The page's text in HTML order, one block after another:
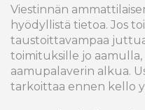
Viestinnän
hyödyllistä tietoa. Jos
taustoittavampaa
toimituksille jo
aamupalaverin alkua.
tarkoittaa ennen kello